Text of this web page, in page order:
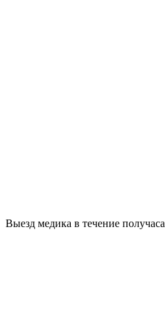
Выезд медика в течение получаса